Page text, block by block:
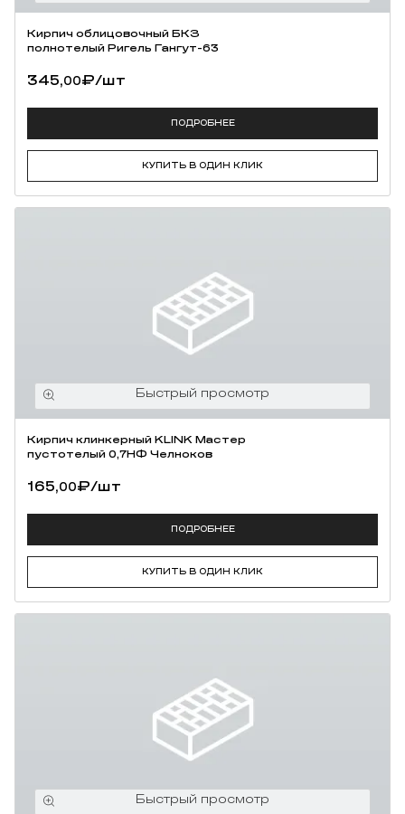
Кирпич облицовочный БКЗ
полнотелый Ригель Гангут-63
345,00₽/шт
ПОДРОБНЕЕ
КУПИТЬ В ОДИН КЛИК
Кирпич клинкерный KLINK Мастер
пустотелый 0,7НФ Челноков
165,00₽/шт
ПОДРОБНЕЕ
КУПИТЬ В ОДИН КЛИК